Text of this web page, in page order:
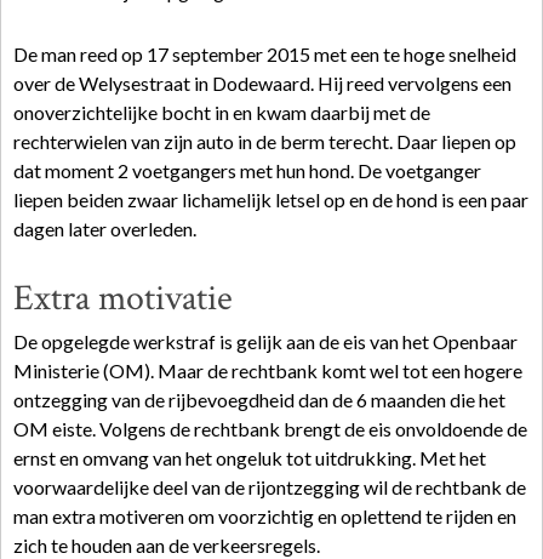
De man reed op 17 september 2015 met een te hoge snelheid
over de Welysestraat in Dodewaard. Hij reed vervolgens een
onoverzichtelijke bocht in en kwam daarbij met de
rechterwielen van zijn auto in de berm terecht. Daar liepen op
dat moment 2 voetgangers met hun hond. De voetganger
liepen beiden zwaar lichamelijk letsel op en de hond is een paar
dagen later overleden.
Extra motivatie
De opgelegde werkstraf is gelijk aan deeis van hetOpenbaar
Ministerie(OM). Maar de rechtbank komt wel tot een hogere
ontzegging van de rijbevoegdheid dan de 6 maanden die het
OM eiste. Volgens de rechtbank brengt de eis onvoldoende de
ernst en omvang van het ongeluk tot uitdrukking. Met het
voorwaardelijke deel van de rijontzegging wil de rechtbank de
man extra motiveren om voorzichtig en oplettend te rijden en
zich te houden aan de verkeersregels.